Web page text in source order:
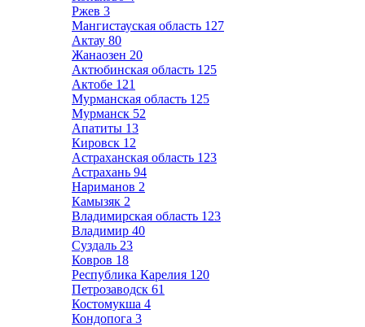
Ржев 3
Мангистауская область 127
Актау 80
Жанаозен 20
Актюбинская область 125
Актобе 121
Мурманская область 125
Мурманск 52
Апатиты 13
Кировск 12
Астраханская область 123
Астрахань 94
Нариманов 2
Камызяк 2
Владимирская область 123
Владимир 40
Суздаль 23
Ковров 18
Республика Карелия 120
Петрозаводск 61
Костомукша 4
Кондопога 3